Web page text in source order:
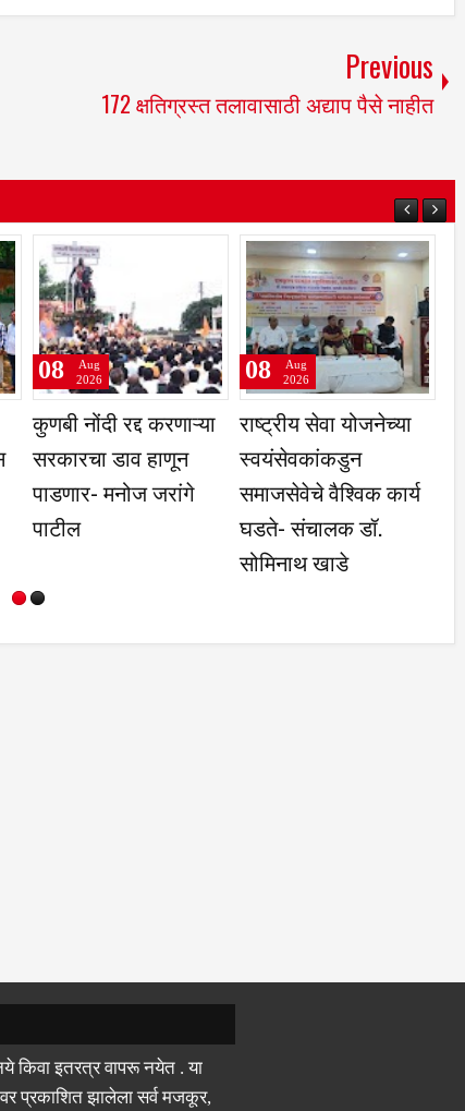
Previous
172 क्षतिग्रस्त तलावासाठी अद्याप पैसे नाहीत
व
श्रीपतराव भोसले
हायस्कूलमध्ये शिष्यवर्ती
परीक्षेत यश मिळविलेल्या
08
Aug
2026
अभ्यासाच्या जोरावर
जगात जाता येते- उल्हास
शिनगारे
08
Aug
2026
किवा इतरत्र वापरू नयेत . या
प्रकाशित झालेला सर्व मजकूर,